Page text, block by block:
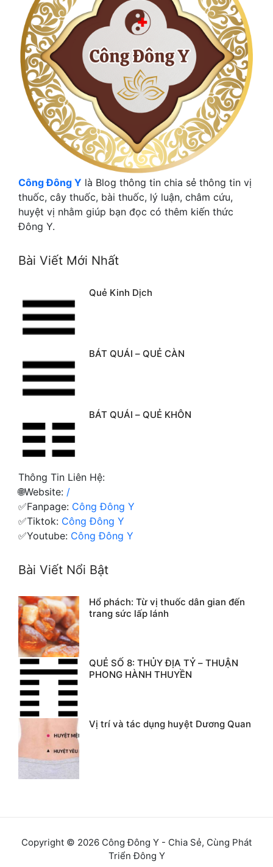
Công Đông Y là Blog thông tin chia sẻ thông tin vị
thuốc, cây thuốc, bài thuốc, lý luận, châm cứu,
huyệt vị nhằm giúp bạn đọc có thêm kiến thức
Đông Y.
Bài Viết Mới Nhất
Quẻ Kinh Dịch
BÁT QUÁI – QUẺ CÀN
BÁT QUÁI – QUẺ KHÔN
Thông Tin Liên Hệ:
🌐Website: /
✅Fanpage: Công Đông Y
✅Tiktok: Công Đông Y
✅Youtube: Công Đông Y
Bài Viết Nổi Bật
Hổ phách: Từ vị thuốc dân gian đến
trang sức lấp lánh
QUẺ SỐ 8: THỦY ĐỊA TỶ – THUẬN
PHONG HÀNH THUYỀN
Vị trí và tác dụng huyệt Dương Quan
Copyright © 2026 Công Đông Y - Chia Sẻ, Cùng Phát
Triển Đông Y